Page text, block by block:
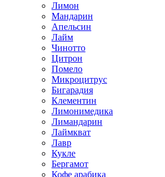
Лимон
Мандарин
Апельсин
Лайм
Чинотто
Цитрон
Помело
Микроцитрус
Бигарадия
Клементин
Лимонимедика
Лимандарин
Лаймкват
Лавр
Кукле
Бергамот
Кофе арабика